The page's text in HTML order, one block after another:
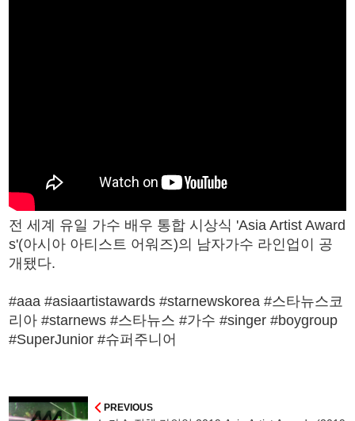
전 세계 유일 가수 배우 통합 시상식 'Asia Artist Award
s'(아시아 아티스트 어워즈)의 남자가수 라인업이 공
개됐다.
#aaa #asiaartistawards #starnewskorea #스타뉴스코
리아 #starnews #스타뉴스 #가수 #singer #boygroup
#SuperJunior #슈퍼주니어
PREVIOUS